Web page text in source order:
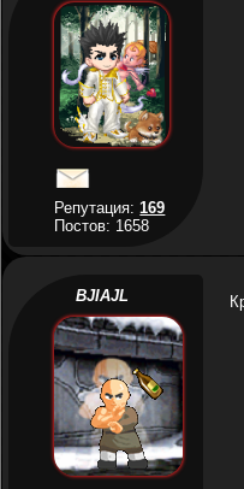
Репутация:169
Постов: 1658
BJIAJL